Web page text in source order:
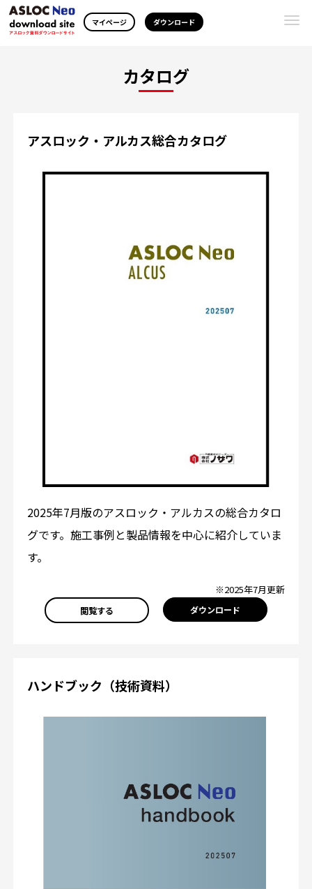
マイページ ダウンロード
カタログ
アスロック・アルカス総合カタログ
2025年7月版のアスロック・アルカスの総合カタロ
グです。施工事例と製品情報を中心に紹介していま
す。
※2025年7月更新
閲覧する ダウンロード
ハンドブック（技術資料）